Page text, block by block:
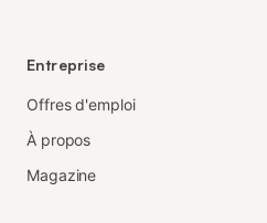
Entreprise
Offres d'emploi
À propos
Magazine